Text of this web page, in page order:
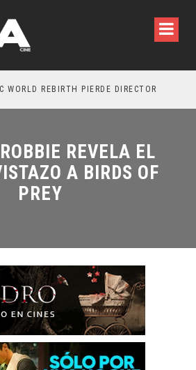
REBIRTH PIERDE DIRECTOR
REVELA EL
A BIRDS OF
PREY